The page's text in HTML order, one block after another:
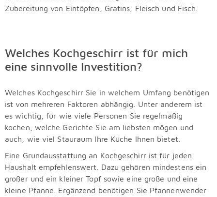
Zubereitung von Eintöpfen, Gratins, Fleisch und Fisch.
Welches Kochgeschirr ist für mich
eine sinnvolle Investition?
Welches Kochgeschirr Sie in welchem Umfang benötigen
ist von mehreren Faktoren abhängig. Unter anderem ist
es wichtig, für wie viele Personen Sie regelmäßig
kochen, welche Gerichte Sie am liebsten mögen und
auch, wie viel Stauraum Ihre Küche Ihnen bietet.
Eine Grundausstattung an Kochgeschirr ist für jeden
Haushalt empfehlenswert. Dazu gehören mindestens ein
großer und ein kleiner Topf sowie eine große und eine
kleine Pfanne. Ergänzend benötigen Sie Pfannenwender